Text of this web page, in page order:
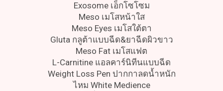
Exosome เอ็กโซโซม
Meso เมโสหน้าใส
Meso Eyes เมโสใต้ตา
Gluta กลูต้าแบบฉีด&ยาฉีดผิวขาว
Meso Fat เมโสแฟต
L-Carnitine แอลคาร์นิทีนแบบฉีด
Weight Loss Pen ปากกาลดน้ำหนัก
ไหม White Medience